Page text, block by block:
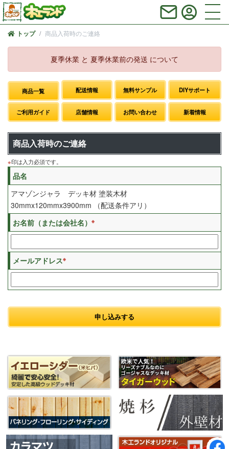
トップ 商品入荷時のご連絡
夏季休業 と 夏季休業前の発送 について
商品一覧 配送情報 無料サンプル DIYサポート
ご利用ガイド 店舗情報 お問い合わせ 新着情報
商品入荷時のご連絡
※印は入力必須です。
品名
アマゾンジャラ デッキ材 塗装木材
30mmx120mmx3900mm （配送条件アリ）
お名前（または会社名） ※
メールアドレス※